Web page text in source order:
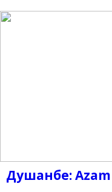
Душанбе: Azam